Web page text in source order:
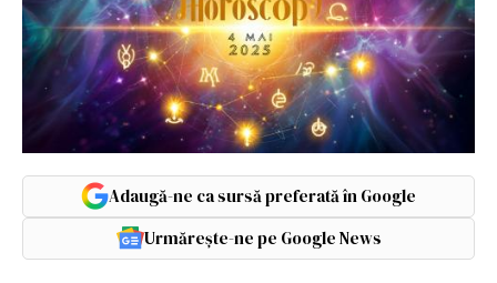
Adaugă-ne ca sursă preferată în Google
Urmărește-ne pe Google News